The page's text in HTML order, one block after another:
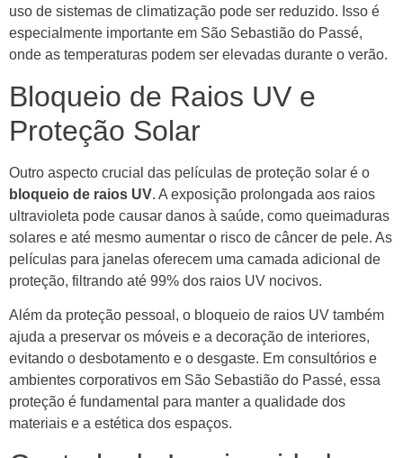
uso de sistemas de climatização pode ser reduzido. Isso é
especialmente importante em São Sebastião do Passé,
onde as temperaturas podem ser elevadas durante o verão.
Bloqueio de Raios UV e
Proteção Solar
Outro aspecto crucial das películas de proteção solar é o
bloqueio de raios UV. A exposição prolongada aos raios
ultravioleta pode causar danos à saúde, como queimaduras
solares e até mesmo aumentar o risco de câncer de pele. As
películas para janelas oferecem uma camada adicional de
proteção, filtrando até 99% dos raios UV nocivos.
Além da proteção pessoal, o bloqueio de raios UV também
ajuda a preservar os móveis e a decoração de interiores,
evitando o desbotamento e o desgaste. Em consultórios e
ambientes corporativos em São Sebastião do Passé, essa
proteção é fundamental para manter a qualidade dos
materiais e a estética dos espaços.